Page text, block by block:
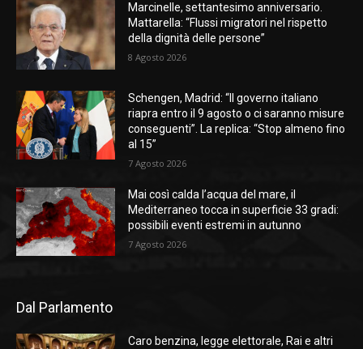
Marcinelle, settantesimo anniversario.
Mattarella: “Flussi migratori nel rispetto
della dignità delle persone”
8 Agosto 2026
Schengen, Madrid: “Il governo italiano
riapra entro il 9 agosto o ci saranno misure
conseguenti”. La replica: “Stop almeno fino
al 15”
7 Agosto 2026
Mai così calda l’acqua del mare, il
Mediterraneo tocca in superficie 33 gradi:
possibili eventi estremi in autunno
7 Agosto 2026
Dal Parlamento
Caro benzina, legge elettorale, Rai e altri